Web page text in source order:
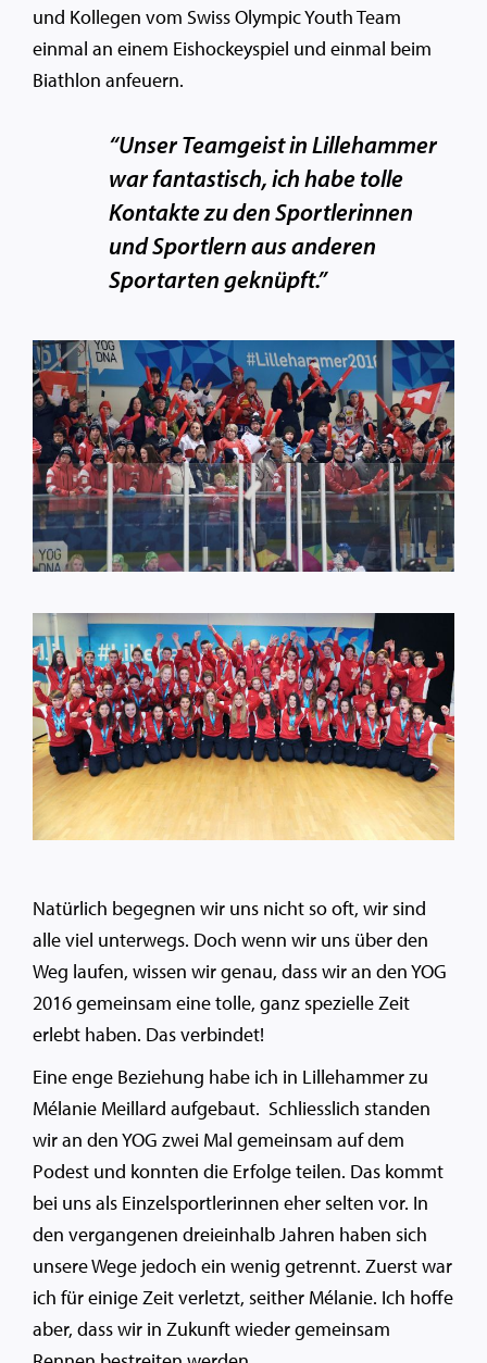
und Kollegen vom Swiss Olympic Youth Team
einmal an einem Eishockeyspiel und einmal beim
Biathlon anfeuern.
“Unser Teamgeist in Lillehammer
war fantastisch, ich habe tolle
Kontakte zu den Sportlerinnen
und Sportlern aus anderen
Sportarten geknüpft.”
Natürlich begegnen wir uns nicht so oft, wir sind
alle viel unterwegs. Doch wenn wir uns über den
Weg laufen, wissen wir genau, dass wir an den YOG
2016 gemeinsam eine tolle, ganz spezielle Zeit
erlebt haben. Das verbindet!
Eine enge Beziehung habe ich in Lillehammer zu
Mélanie Meillard aufgebaut. Schliesslich standen
wir an den YOG zwei Mal gemeinsam auf dem
Podest und konnten die Erfolge teilen. Das kommt
bei uns als Einzelsportlerinnen eher selten vor. In
den vergangenen dreieinhalb Jahren haben sich
unsere Wege jedoch ein wenig getrennt. Zuerst war
ich für einige Zeit verletzt, seither Mélanie. Ich hoffe
aber, dass wir in Zukunft wieder gemeinsam